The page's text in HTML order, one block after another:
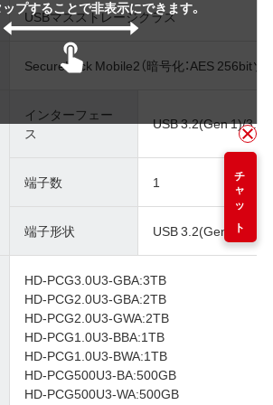
プすることで非表示にできます。
USBマスストレージクラス
SecureLock Mobile2（暗号化：AES 256bitソ
インターフェー
ス
USB 3.2(Gen 1)/
端子数 1
端子形状 USB 3.2(Gen 1)/
HD-PCG3.0U3-GBA:3TB
HD-PCG2.0U3-GBA:2TB
HD-PCG2.0U3-GWA:2TB
HD-PCG1.0U3-BBA:1TB
HD-PCG1.0U3-BWA:1TB
HD-PCG500U3-BA:500GB
HD-PCG500U3-WA:500GB
チャット